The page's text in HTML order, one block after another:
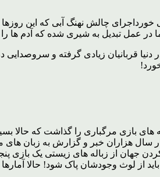
اجرای چالش نهنگ آبی که این
در عمل تبدیل به شیری شده که آدم ها
دنیا قربانیان زیادی گرفته و
بودکین جوان بیست ودو ساله ی روس سال 2013 پایه
سال هزاران خبر و گزارش به زبان های
جهان از زباله های زیستی یک
از لوث وجودشان پاک شود! حالا